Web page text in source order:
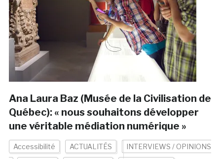
Ana Laura Baz (Musée de la Civilisation de
Québec): « nous souhaitons développer
une véritable médiation numérique »
Accessibilité ACTUALITÉS INTERVIEWS / OPINIONS